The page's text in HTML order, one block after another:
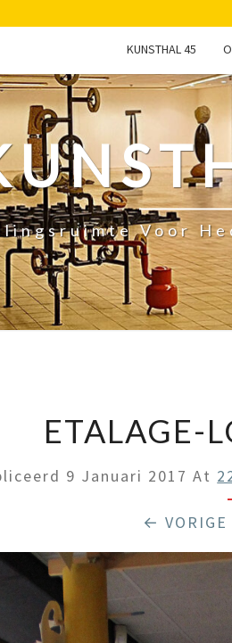
KUNSTHAL 45
Voor
ETALAGE-
9 Januari 2017 At
← VORIGE